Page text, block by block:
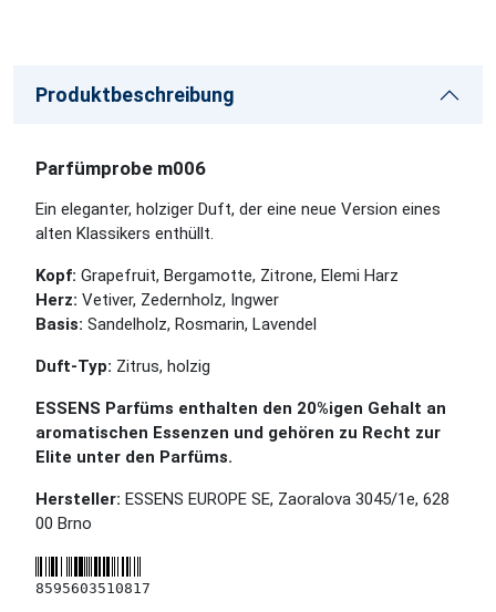
Produktbeschreibung
Parfümprobe m006
Ein eleganter, holziger Duft, der eine neue Version eines
alten Klassikers enthüllt.
Kopf: Grapefruit, Bergamotte, Zitrone, Elemi Harz
Herz: Vetiver, Zedernholz, Ingwer
Basis: Sandelholz, Rosmarin, Lavendel
Duft-Typ: Zitrus, holzig
ESSENS Parfüms enthalten den 20%igen Gehalt an
aromatischen Essenzen und gehören zu Recht zur
Elite unter den Parfüms.
Hersteller: ESSENS EUROPE SE, Zaoralova 3045/1e, 628
00 Brno
8595603510817